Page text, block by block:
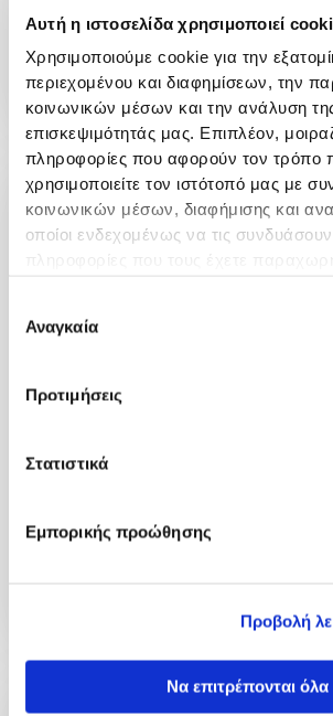
Αυτή η ιστοσελίδα χρησιμοποιεί
Χρησιμοποιούμε cookie για την
περιεχομένου και διαφημίσεων, την
κοινωνικών μέσων και την ανάλυση
επισκεψιμότητάς μας. Επιπλέον,
πληροφορίες που αφορούν τον τρόπο
χρησιμοποιείτε τον ιστότοπό μας με
κοινωνικών μέσων, διαφήμισης και
οποίοι ενδεχομένως να τις
συγκατάθεσης
Αναγκαία
Προτιμήσεις
Στατιστικά
Εμπορικής προώθησης
Προβολή
Να επιτρέπονται όλα
μεγάλα προβλήματα..
Περισσότερα
Ιατρείο Φλεβικών
των φλεβικών παθήσεων,
ΓΕΝΕΣΙΣ. Ελάχιστα επεμβατική,..